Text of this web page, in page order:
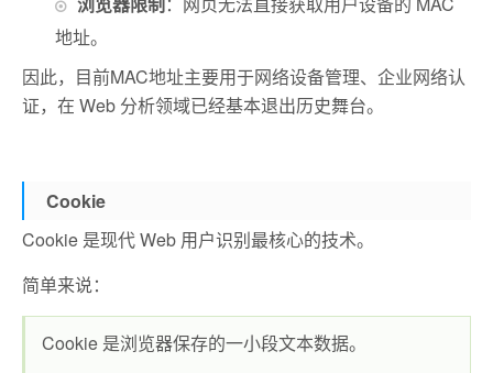
地址。
因此，目前MAC地址主要用于网络设备管理、企业网络认
证，在 Web 分析领域已经基本退出历史舞台。
Cookie
Cookie 是现代 Web 用户识别最核心的技术。
简单来说：
Cookie 是浏览器保存的一小段文本数据。